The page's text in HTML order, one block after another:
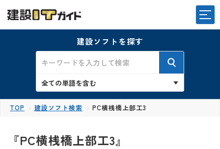
建設ソフトを探す
TOP 建設ソフト検索 PC横桟橋上部工3
『PC横桟橋上部工3』